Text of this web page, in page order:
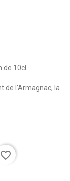
de 10cl.
de l'Armagnac, la
favorite_border